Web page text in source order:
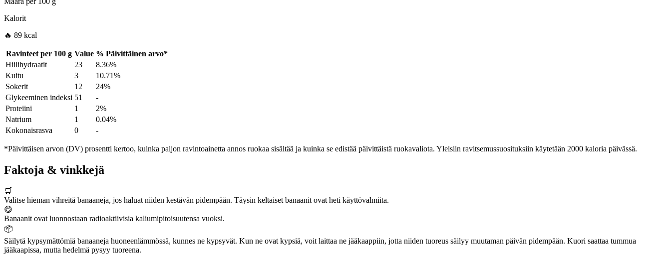
Kalorit
🔥 89 kcal
Ravinteet per 100 g Value % Päivittäinen arvo*
Hiilihydraatit
23
8.36%
Kuitu
3
10.71%
Sokerit
12
24%
Glykeeminen indeksi 51
-
Proteiini
1
2%
Natrium
1
0.04%
Kokonaisrasva
0 -
*Päivittäisen arvon (DV) prosentti kertoo, kuinka paljon ravintoainetta annos ruokaa sisältää ja kuinka se edistää päivittäistä ruokavaliota. Yleisiin ravitsemussuosituksiin käytetään 2000 kaloria päivässä.
Faktoja & vinkkejä
🛒
Valitse hieman vihreitä banaaneja, jos haluat niiden kestävän pidempään. Täysin keltaiset banaanit ovat heti käyttövalmiita.
😋
Banaanit ovat luonnostaan radioaktiivisia kaliumipitoisuutensa vuoksi.
📦
Säilytä kypsymättömiä banaaneja huoneenlämmössä, kunnes ne kypsyvät. Kun ne ovat kypsiä, voit laittaa ne jääkaappiin, jotta niiden tuoreus säilyy muutaman päivän pidempään. Kuori saattaa tummua
jääkaapissa, mutta hedelmä pysyy tuoreena.